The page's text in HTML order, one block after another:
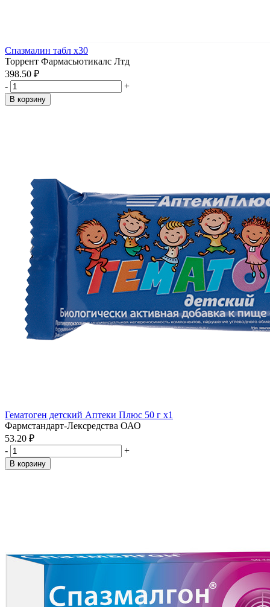
Спазмалин табл x30
Торрент Фармасьютикалс Лтд
398.50 ₽
-
+
В корзину
Гематоген детский Аптеки Плюс 50 г x1
Фармстандарт-Лексредства ОАО
53.20 ₽
-
+
В корзину